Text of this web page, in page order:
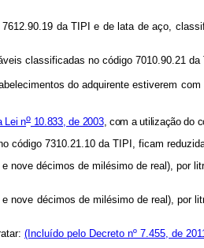
da TIPI e de lata de aço,
classificadas no código 7010.90.21 da
do adquirente estiverem
Lei no10.833, de 2003, com a utilização do
código 7310.21.10 da TIPI, ficam
décimos de milésimo de real), por
nove décimos de milésimo de real),
(Incluído pelo Decreto nº 7.455, de